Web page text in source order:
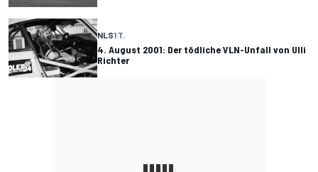
NLS1 T.
4. August 2001: Der tödliche VLN-Unfall von Ulli
Richter